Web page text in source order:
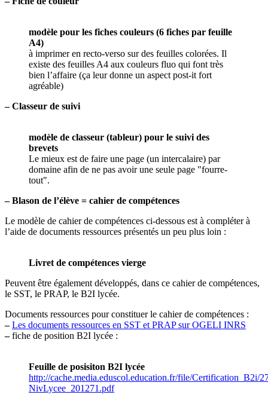
modèle pour les fiches couleurs (6 fiches par feuille
A4)
à imprimer en recto-verso sur des feuilles colorées. Il
existe des feuilles A4 aux couleurs fluo qui font très
bien l’affaire (ça leur donne un aspect post-it fort
agréable)
– Classeur de suivi
modèle de classeur (tableur) pour le suivi des
brevets
Le mieux est de faire une page (un intercalaire) par
domaine afin de ne pas avoir une seule page "fourre-
tout".
– Blason de l’élève = cahier de compétences
Le modèle de cahier de compétences ci-dessous est à compléter à
l’aide de documents ressources présentés un peu plus loin :
Livret de compétences vierge
Peuvent être également développés, dans ce cahier de compétences,
le SST, le PRAP, le B2I lycée.
Documents ressources pour constituer le cahier de compétences :
– Les documents ressources en SST et PRAP sur OGELI INRS
–fiche de position B2I lycée :
Feuille de posisiton B2I lycée
http://cache.media.eduscol.education.fr/file/Certification_B2i/
NivLycee_201271.pdf